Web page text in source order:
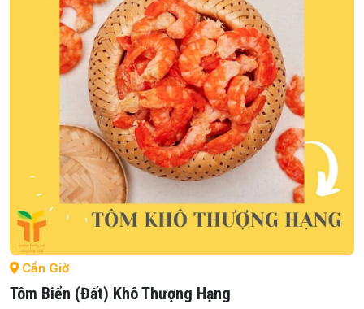
Cần Giờ
Tôm Biển (đất) Khô Thượng Hạng